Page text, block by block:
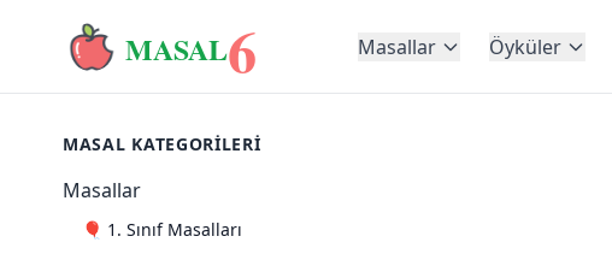
MASAL6 Masallar Öyküler
MASAL KATEGORILERI
Masallar
🎈 1. Sınıf Masalları